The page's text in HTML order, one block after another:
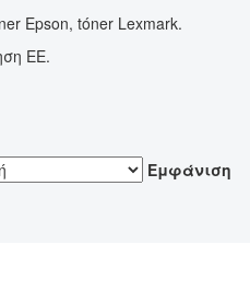
Epson, tóner Lexmark.
ΕΕ.
Εμφάνιση